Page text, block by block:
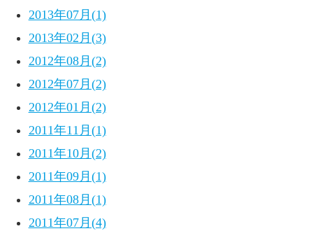
2013年07月(1)
2013年02月(3)
2012年08月(2)
2012年07月(2)
2012年01月(2)
2011年11月(1)
2011年10月(2)
2011年09月(1)
2011年08月(1)
2011年07月(4)